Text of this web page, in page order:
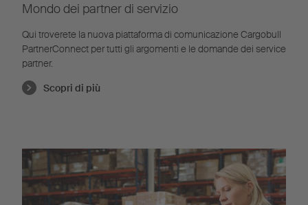
Mondo dei partner di servizio
Qui troverete la nuova piattaforma di comunicazione Cargobull
PartnerConnect per tutti gli argomenti e le domande dei service
partner.
Scopri di più